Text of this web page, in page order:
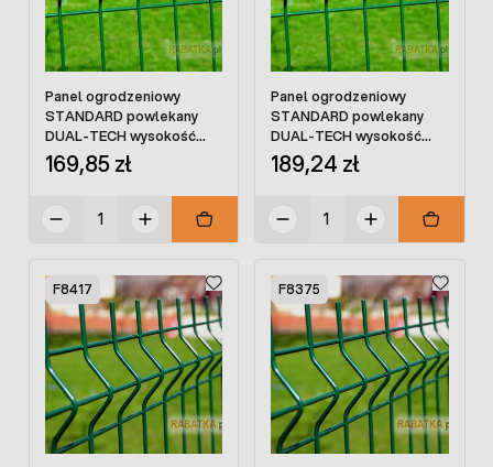
Panel ogrodzeniowy
STANDARD powlekany
DUAL-TECH wysokość
156cm
169,85 zł
Panel ogrodzeniowy
STANDARD powlekany
DUAL-TECH wysokość
176cm
189,24 zł
F8417 F8375